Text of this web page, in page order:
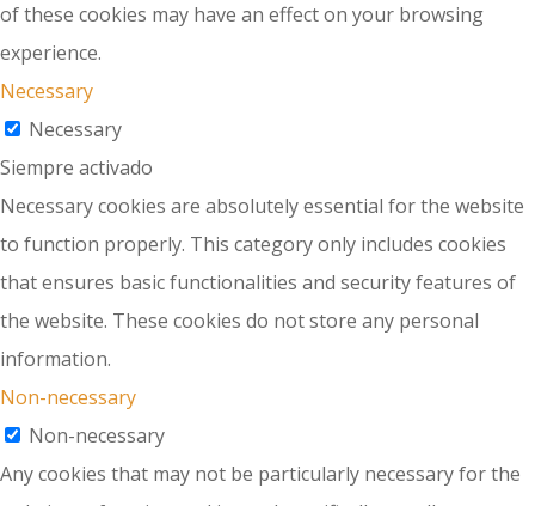
of these cookies may have an effect on your browsing
experience.
Necessary
Necessary
Siempre activado
Necessary cookies are absolutely essential for the website
to function properly. This category only includes cookies
that ensures basic functionalities and security features of
the website. These cookies do not store any personal
information.
Non-necessary
Non-necessary
Any cookies that may not be particularly necessary for the